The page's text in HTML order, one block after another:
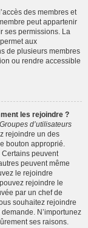
des membres et
peut appartenir
ses permissions. La
aux
de plusieurs membres
ou rendre accessible
les rejoindre ?
Groupes d’utilisateurs
rejoindre un des
bouton approprié.
Certains peuvent
peuvent même
le rejoindre
rejoindre le
par un chef de
souhaitez rejoindre
N’importunez
ses raisons.